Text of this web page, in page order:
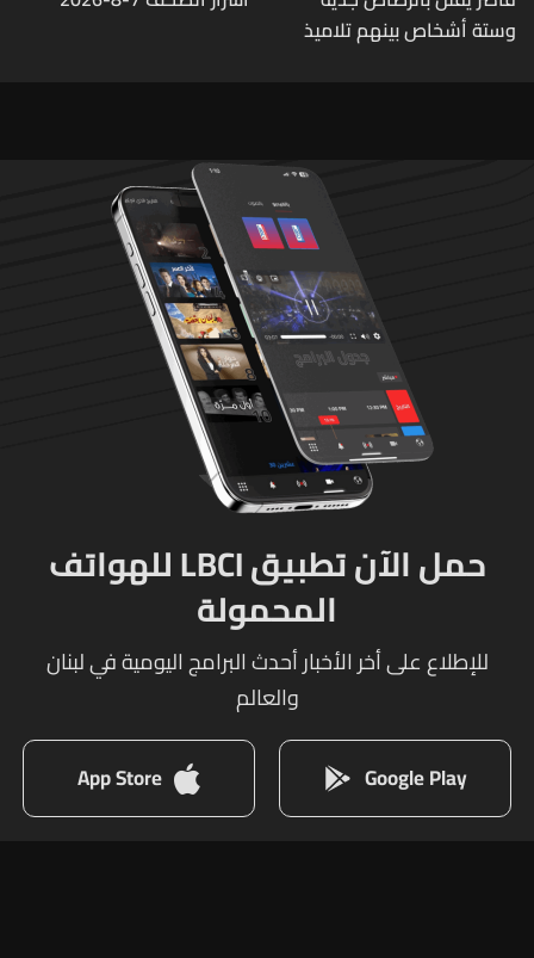
وستة أشخاص بينهم تلاميذ
حمل الآن تطبيق LBCI للهواتف
المحمولة
للإطلاع على أخر الأخبار أحدث البرامج اليومية في لبنان
والعالم
Google Play
App Store